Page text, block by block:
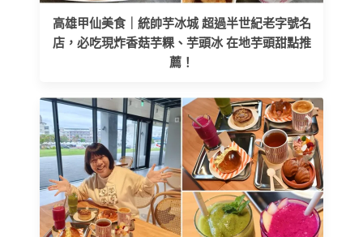
高雄甲仙美食｜統帥芋冰城 超過半世紀老字號名
店，必吃現炸香菇芋粿、芋頭冰 在地芋頭甜點推
薦！